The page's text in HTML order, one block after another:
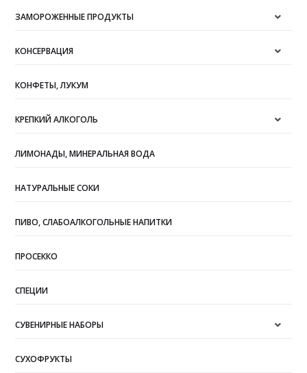
ЗАМОРОЖЕННЫЕ ПРОДУКТЫ
КОНСЕРВАЦИЯ
КОНФЕТЫ, ЛУКУМ
КРЕПКИЙ АЛКОГОЛЬ
ЛИМОНАДЫ, МИНЕРАЛЬНАЯ ВОДА
НАТУРАЛЬНЫЕ СОКИ
ПИВО, СЛАБОАЛКОГОЛЬНЫЕ НАПИТКИ
ПРОСЕККО
СПЕЦИИ
СУВЕНИРНЫЕ НАБОРЫ
СУХОФРУКТЫ